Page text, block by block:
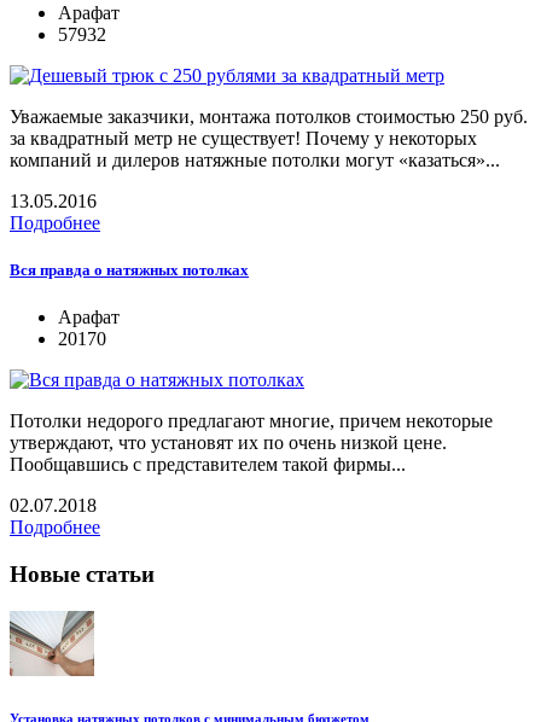
Арафат
57932
Уважаемые заказчики, монтажа потолков стоимостью 250 руб.
за квадратный метр не существует! Почему у некоторых
компаний и дилеров натяжные потолки могут «казаться»...
13.05.2016
Подробнее
Вся правда о натяжных потолках
Арафат
20170
Потолки недорого предлагают многие, причем некоторые
утверждают, что установят их по очень низкой цене.
Пообщавшись с представителем такой фирмы...
02.07.2018
Подробнее
Новые статьи
Установка натяжных потолков с минимальным бюджетом